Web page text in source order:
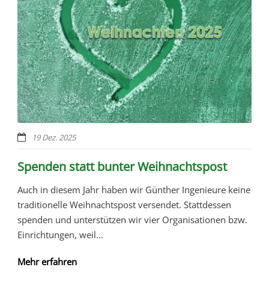
19 Dez. 2025
Spenden statt bunter Weihnachtspost
Auch in diesem Jahr haben wir Günther Ingenieure keine
traditionelle Weihnachtspost versendet. Stattdessen
spenden und unterstützen wir vier Organisationen bzw.
Einrichtungen, weil...
Mehr erfahren